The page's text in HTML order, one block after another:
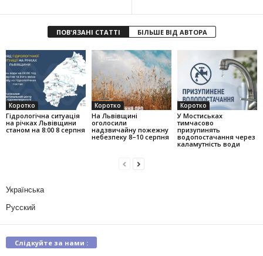
ПОВ'ЯЗАНІ СТАТТІ БІЛЬШЕ ВІД АВТОРА
Коротко
Гідрологічна ситуація
на річках Львівщини
станом на 8:00 8 серпня
Коротко
На Львівщині
оголосили
надзвичайну пожежну
небезпеку 8–10 серпня
Коротко
У Мостиськах
тимчасово
призупинять
водопостачання через
каламутність води
Українська
Русский
Слідкуйте за нами :